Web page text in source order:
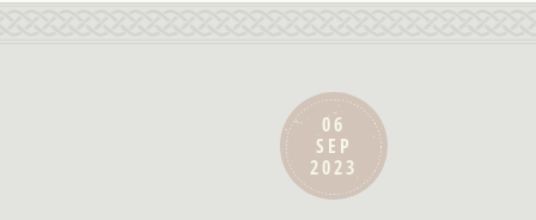
06
SEP
2023